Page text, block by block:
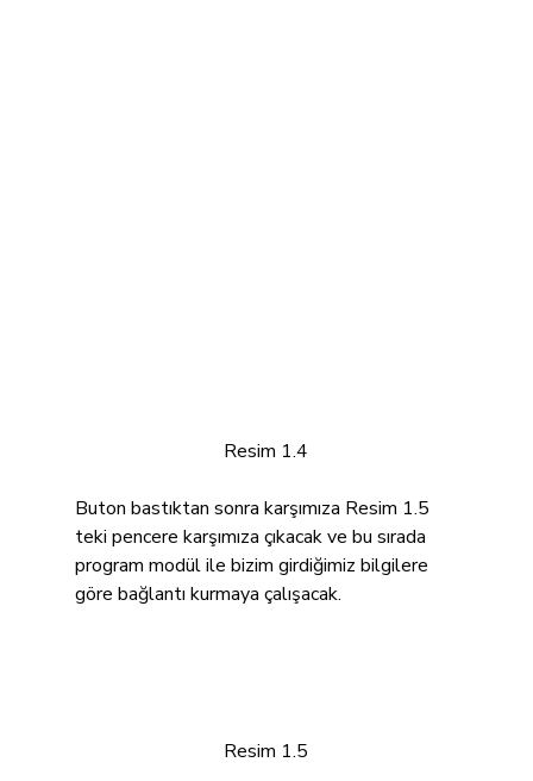
Resim 1.4
Buton bastıktan sonra karşımıza Resim 1.5
teki pencere karşımıza çıkacak ve bu sırada
program modül ile bizim girdiğimiz bilgilere
göre bağlantı kurmaya çalışacak.
Resim 1.5